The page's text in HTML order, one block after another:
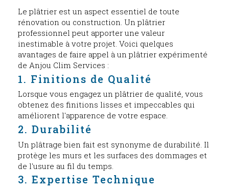
Le plâtrier est un aspect essentiel de toute
rénovation ou construction. Un plâtrier
professionnel peut apporter une valeur
inestimable à votre projet. Voici quelques
avantages de faire appel à un plâtrier expérimenté
de Anjou Clim Services :
1. Finitions de Qualité
Lorsque vous engagez un plâtrier de qualité, vous
obtenez des finitions lisses et impeccables qui
améliorent l'apparence de votre espace.
2. Durabilité
Un plâtrage bien fait est synonyme de durabilité. Il
protège les murs et les surfaces des dommages et
de l'usure au fil du temps.
3. Expertise Technique